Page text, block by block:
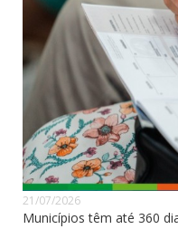
21/07/2026
Municípios têm até 360